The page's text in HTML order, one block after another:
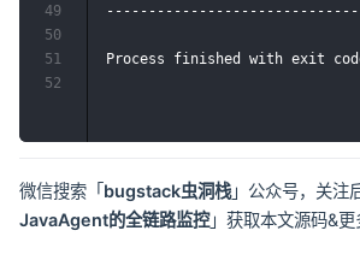
Process finished with exit
49
50
51
52
微信搜索「 bugstack虫洞栈」公众号，关注
JavaAgent的全链路监控」获取本文源码&更